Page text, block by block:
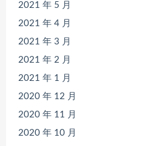
2021 年 5 月
2021 年 4 月
2021 年 3 月
2021 年 2 月
2021 年 1 月
2020 年 12 月
2020 年 11 月
2020 年 10 月